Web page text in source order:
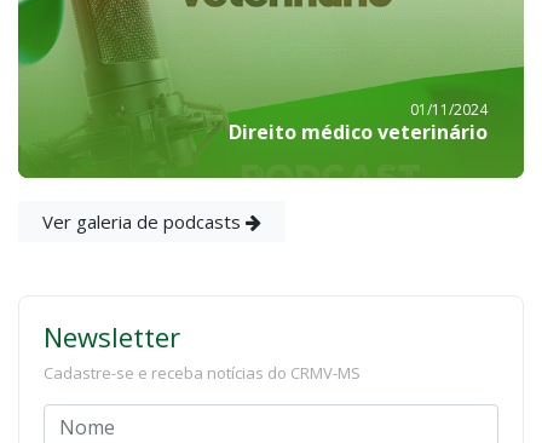
01/11/2024
Direito médico veterinário
Ver galeria de podcasts
Newsletter
Cadastre-se e receba notícias do CRMV-MS